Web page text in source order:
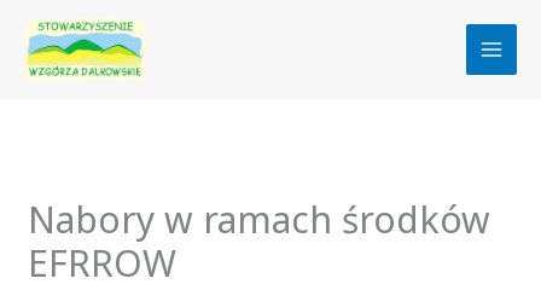
Przejdź
treści
Nabory w ramach środków
EFRROW